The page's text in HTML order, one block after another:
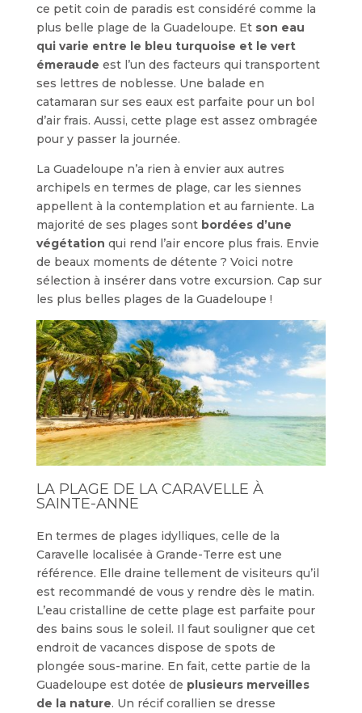
ce petit coin de paradis est considéré comme la
plus belle plage de la Guadeloupe. Et son eau
qui varie entre le bleu turquoise et le vert
émeraude est l’un des facteurs qui transportent
ses lettres de noblesse. Une balade en
catamaran sur ses eaux est parfaite pour un bol
d’air frais. Aussi, cette plage est assez ombragée
pour y passer la journée.
La Guadeloupe n’a rien à envier aux autres
archipels en termes de plage, car les siennes
appellent à la contemplation et au farniente. La
majorité de ses plages sontbordées d’une
végétation qui rend l’air encore plus frais. Envie
de beaux moments de détente ? Voici notre
sélection à insérer dans votre excursion. Cap sur
les plus belles plages de la Guadeloupe !
LA PLAGE DE LA CARAVELLE À
SAINTE-ANNE
En termes de plages idylliques, celle de la
Caravelle localisée à Grande-Terre est une
référence. Elle draine tellement de visiteurs qu’il
est recommandé de vous y rendre dès le matin.
L’eau cristalline de cette plage est parfaite pour
des bains sous le soleil. Il faut souligner que cet
endroit de vacances dispose de spots de
plongée sous-marine. En fait, cette partie de la
Guadeloupe est dotée de plusieurs merveilles
de la nature. Un récif corallien se dresse